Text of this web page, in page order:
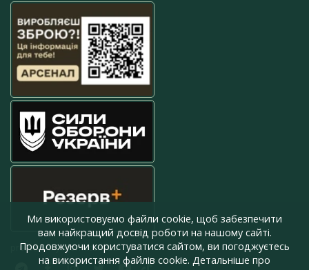
press@armyinform.com.ua
Ми використовуємо файли cookie, щоб забезпечити
вам найкращий досвід роботи на нашому сайті.
Продовжуючи користуватися сайтом, ви погоджуєтесь
на використання файлів cookie. Детальніше про